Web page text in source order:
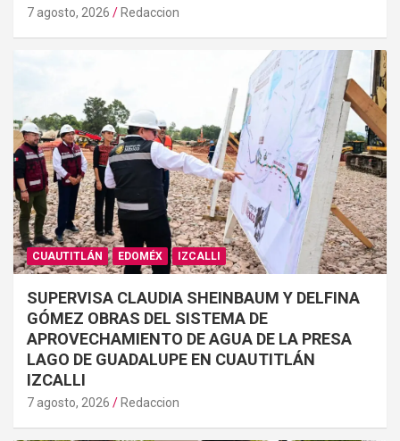
7 agosto, 2026 Redaccion
CUAUTITLÁN EDOMÉX IZCALLI
SUPERVISA CLAUDIA SHEINBAUM Y DELFINA
GÓMEZ OBRAS DEL SISTEMA DE
APROVECHAMIENTO DE AGUA DE LA PRESA
LAGO DE GUADALUPE EN CUAUTITLÁN
IZCALLI
7 agosto, 2026 Redaccion